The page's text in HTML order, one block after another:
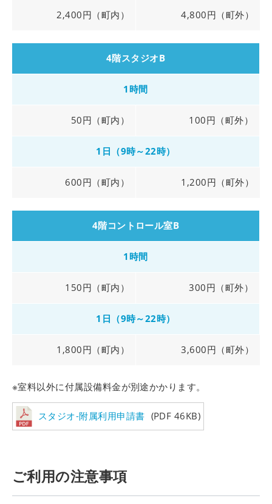
2,400円（町内） 4,800円（町外）
4階スタジオB
1時間
50円（町内） 100円（町外）
1日（9時～22時）
600円（町内） 1,200円（町外）
4階コントロール室B
1時間
150円（町内） 300円（町外）
1日（9時～22時）
1,800円（町内） 3,600円（町外）
※室料以外に付属設備料金が別途かかります。
スタジオ-附属利用申請書 (PDF 46KB)
ご利用の注意事項